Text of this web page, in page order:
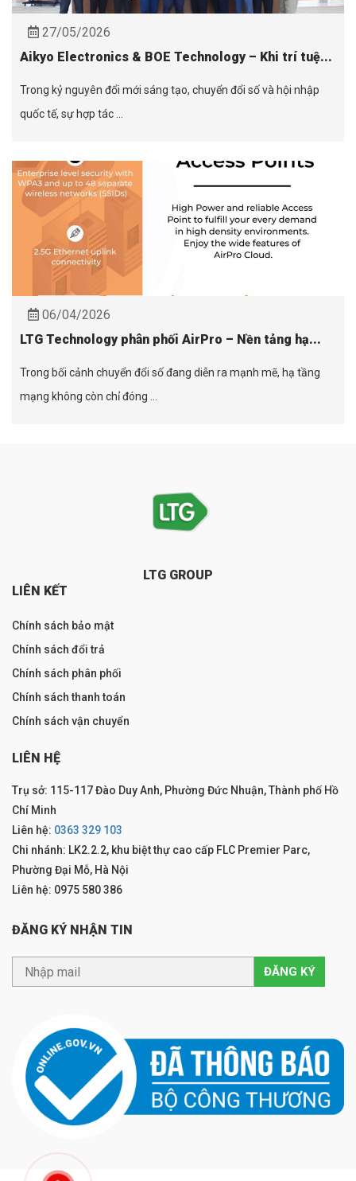
27/05/2026
Aikyo Electronics & BOE Technology – Khi trí tuệ...
Trong kỷ nguyên đổi mới sáng tạo, chuyển đổi số và hội nhập
quốc tế, sự hợp tác ...
06/04/2026
LTG Technology phân phối AirPro – Nền tảng hạ...
Trong bối cảnh chuyển đổi số đang diễn ra mạnh mẽ, hạ tầng
mạng không còn chỉ đóng ...
LTG GROUP
LIÊN KẾT
Chính sách bảo mật
Chính sách đổi trả
Chính sách phân phối
Chính sách thanh toán
Chính sách vận chuyển
LIÊN HỆ
Trụ sở: 115-117 Đào Duy Anh, Phường Đức Nhuận, Thành phố Hồ
Chí Minh
Liên hệ: 0363 329 103
Chi nhánh: LK2.2.2, khu biệt thự cao cấp FLC Premier Parc,
Phường Đại Mỗ, Hà Nội
Liên hệ: 0975 580 386
ĐĂNG KÝ NHẬN TIN